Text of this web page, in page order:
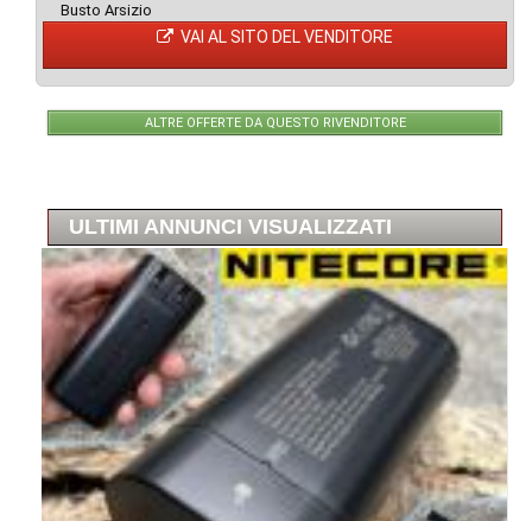
Busto Arsizio
VAI AL SITO DEL VENDITORE
ALTRE OFFERTE DA QUESTO RIVENDITORE
ULTIMI ANNUNCI VISUALIZZATI